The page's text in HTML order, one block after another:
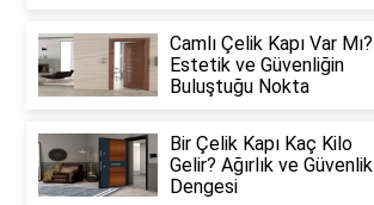
Camlı Çelik Kapı Var Mı?
Estetik ve Güvenliğin
Buluştuğu Nokta
Bir Çelik Kapı Kaç Kilo
Gelir? Ağırlık ve Güvenlik
Dengesi